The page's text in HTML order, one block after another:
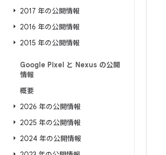
2017 年の公開情報
2016 年の公開情報
2015 年の公開情報
Google Pixel と Nexus の公開
情報
概要
2026 年の公開情報
2025 年の公開情報
2024 年の公開情報